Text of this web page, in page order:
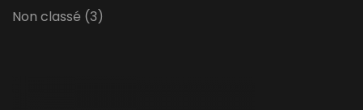
Non classé (3)